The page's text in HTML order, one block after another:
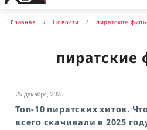
Главная Новости пиратские
25 декабря, 2025
Топ-10 пиратских хитов.
всего скачивали в 2025